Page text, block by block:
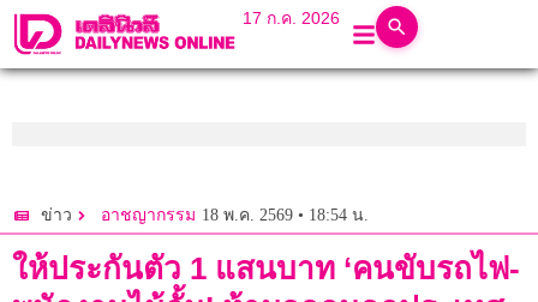
17 ก.ค. 2026
ข่าว อาชญากรรม 18 พ.ค. 2569 • 18:54 น.
ให้ประกันตัว 1 แสนบาท ‘คนขับรถไฟ-